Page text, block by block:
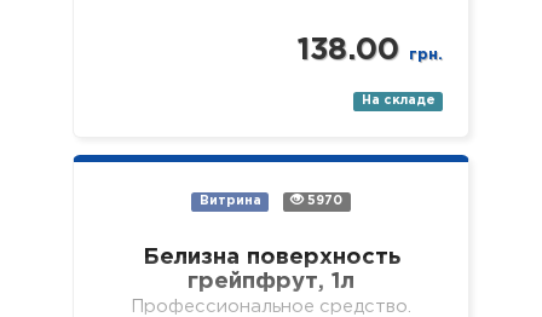
138.00 грн.
На складе
Витрина 5970
Белизна поверхность
грейпфрут, 1л
Профессиональное средство.